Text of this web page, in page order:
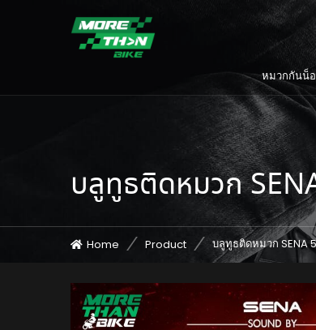
หมวกกันน็
บลูทูธติดหมวก
Home Product บลูทูธติดหมวก